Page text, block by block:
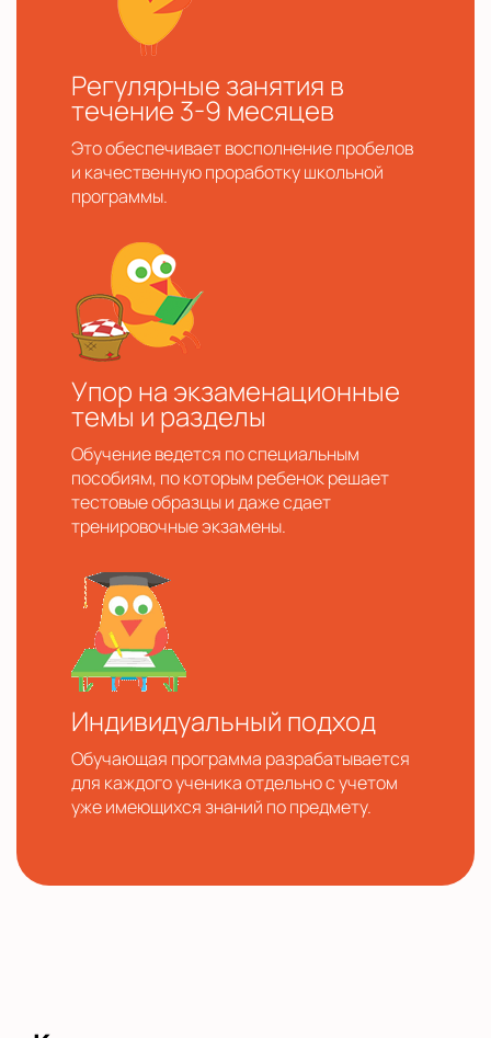
Регулярные занятия в
течение 3-9 месяцев
Это обеспечивает восполнение пробелов
и качественную проработку школьной
программы.
Упор на экзаменационные
темы и разделы
Обучение ведется по специальным
пособиям, по которым ребенок решает
тестовые образцы и даже сдает
тренировочные экзамены.
Индивидуальный подход
Обучающая программа разрабатывается
для каждого ученика отдельно с учетом
уже имеющихся знаний по предмету.